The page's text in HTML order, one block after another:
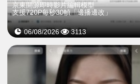
京東開源即時影片編輯模型
支援720P每秒30幀「邊播邊改」
06/08/2026 3113